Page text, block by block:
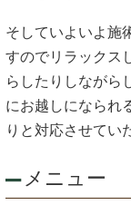
そしていよいよ施
すのでリラックス
らしたりしながら
にお越しになられ
りと対応させてい
メニュー